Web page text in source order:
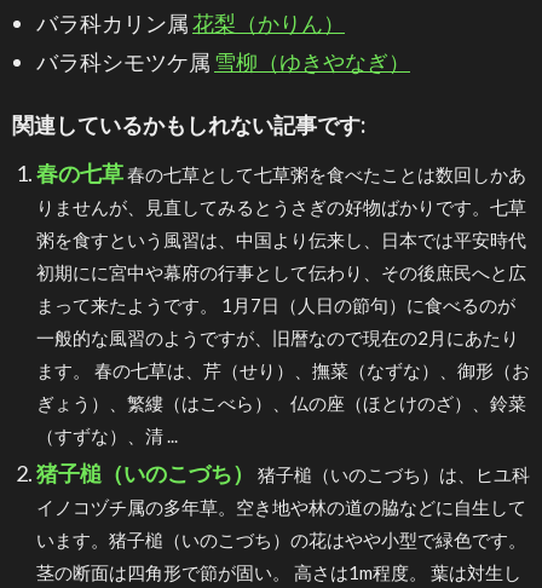
バラ科カリン属花梨（かりん）
バラ科シモツケ属 雪柳（ゆきやなぎ）
関連しているかもしれない記事です:
春の七草春の七草として七草粥を食べたことは数回しかあ
りませんが、見直してみるとうさぎの好物ばかりです。七草
粥を食すという風習は、中国より伝来し、日本では平安時代
初期にに宮中や幕府の行事として伝わり、その後庶民へと広
まって来たようです。 1月7日（人日の節句）に食べるのが
一般的な風習のようですが、旧暦なので現在の2月にあたり
ます。 春の七草は、芹（せり）、撫菜（なずな）、御形（お
ぎょう）、繁縷（はこべら）、仏の座（ほとけのざ）、鈴菜
（すずな）、清 ...
猪子槌（いのこづち）
猪子槌（いのこづち）は、ヒユ科
イノコヅチ属の多年草。空き地や林の道の脇などに自生して
います。猪子槌（いのこづち）の花はやや小型で緑色です。
茎の断面は四角形で節が固い。 高さは1m程度。 葉は対生し